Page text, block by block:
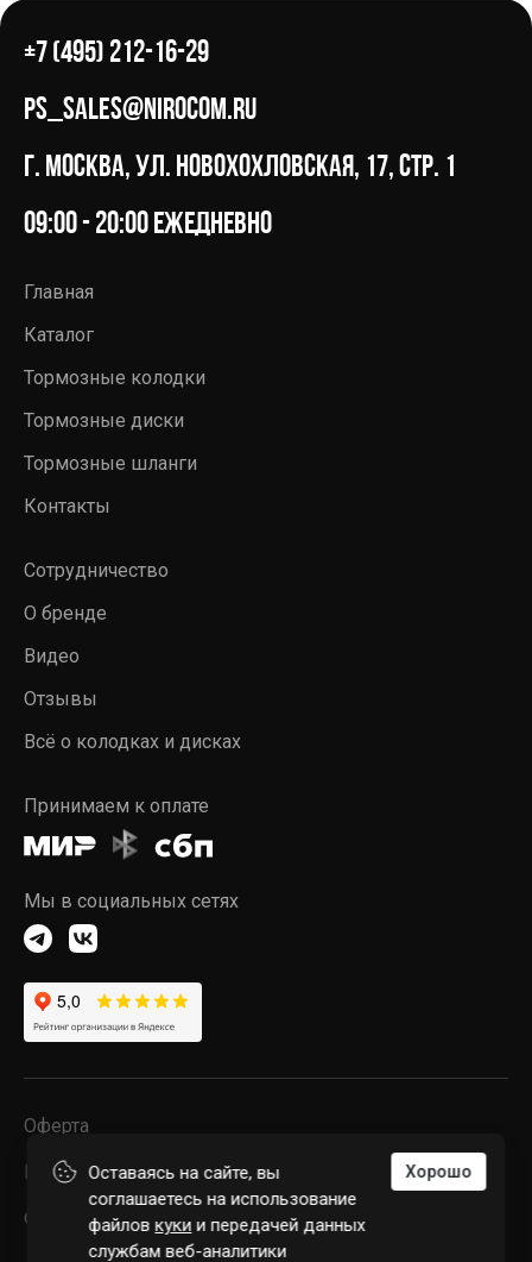
+7 (495) 212-16-29
ps_sales@nirocom.ru
г. Москва, ул. Новохохловская, 17, стр. 1
09:00 - 20:00 ежедневно
Главная
Каталог
Тормозные колодки
Тормозные диски
Тормозные шланги
Контакты
Сотрудничество
О бренде
Видео
Отзывы
Всё о колодках и дисках
Принимаем к оплате
Мы в социальных сетях
Оферта
Конфиденциальность
© 2026 POWERSTOP LLC
Оставаясь на сайте, вы
соглашаетесь на использование
файловкуки и передачей данных
службам веб-аналитики
Хорошо